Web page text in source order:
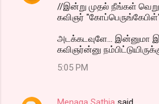
//இன்று முதல் நீங்கள்
கவிஞர்
அடக்கடவுளே... இன்னுமா
கவிஞர்ன்னு
5:05 PM